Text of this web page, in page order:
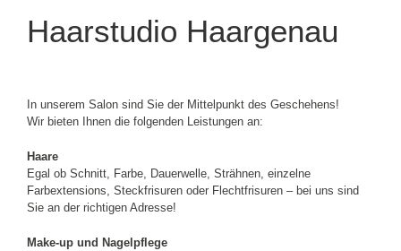
Haarstudio Haargenau
In unserem Salon sind Sie der Mittelpunkt des Geschehens!
Wir bieten Ihnen die folgenden Leistungen an:
Haare
Egal ob Schnitt, Farbe, Dauerwelle, Strähnen, einzelne
Farbextensions, Steckfrisuren oder Flechtfrisuren – bei uns sind
Sie an der richtigen Adresse!
Make-up und Nagelpflege